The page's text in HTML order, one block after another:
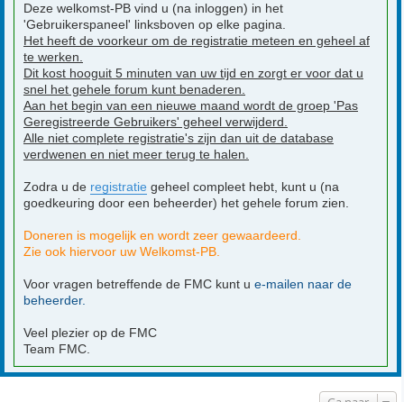
Deze welkomst-PB vind u (na inloggen) in het
'Gebruikerspaneel' linksboven op elke pagina.
Het heeft de voorkeur om de registratie meteen en geheel af
te werken.
Dit kost hooguit 5 minuten van uw tijd en zorgt er voor dat u
snel het gehele forum kunt benaderen.
Aan het begin van een nieuwe maand wordt de groep 'Pas
Geregistreerde Gebruikers' geheel verwijderd.
Alle niet complete registratie's zijn dan uit de database
verdwenen en niet meer terug te halen.
Zodra u de registratie geheel compleet hebt, kunt u (na
goedkeuring door een beheerder) het gehele forum zien.
Doneren is mogelijk en wordt zeer gewaardeerd.
Zie ook hiervoor uw Welkomst-PB.
Voor vragen betreffende de FMC kunt u e-mailen naar de
beheerder.
Veel plezier op de FMC
Team FMC.